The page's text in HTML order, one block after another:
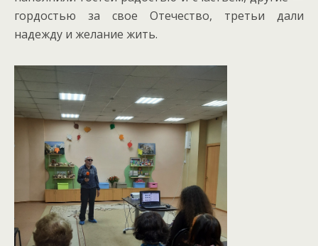
гордостью за свое Отечество, третьи дали
надежду и желание жить.